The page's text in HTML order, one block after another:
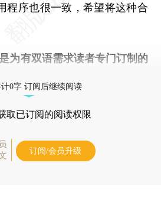
程序也很一致，希望将这种合
为有双语需求读者专门订制的
0字 订阅后继续阅读
取已订阅的阅读权限
订阅/会员升级